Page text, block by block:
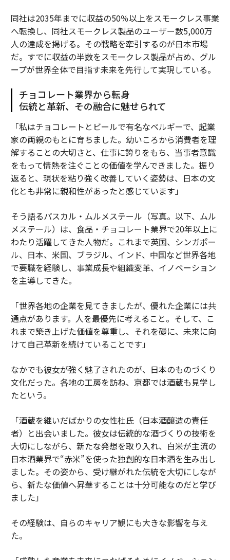
同社は2035年までに収益の50％以上をスモークレス事業
へ転換し、同社スモークレス製品のユーザー数5,000万
人の達成を掲げる。その戦略を牽引するのが日本市場
だ。すでに収益の半数をスモークレス製品が占め、グル
ープが世界全体で目指す未来を先行して実現している。
チョコレート業界から転身
伝統と革新、その融合に魅せられて
「私はチョコレートとビールで有名なベルギーで、起業
家の両親のもとに育ちました。幼いころから消費者を理
解することの大切さと、仕事に誇りをもち、当事者意識
をもって情熱を注ぐことの価値を学んできました。振り
返ると、現状を粘り強く改善していく姿勢は、日本の文
化とも非常に親和性があったと感じています」
そう語るパスカル・ムルメステール（写真。以下、ムル
メステール）は、食品・チョコレート業界で20年以上に
わたり活躍してきた人物だ。これまで英国、シンガポー
ル、日本、米国、ブラジル、インド、中国など世界各地
で要職を経験し、事業成長や組織変革、イノベーション
を主導してきた。
「世界各地の企業を見てきましたが、優れた企業には共
通点があります。人を最優先に考えること。そして、こ
れまで築き上げた価値を尊重し、それを礎に、未来に向
けて自己革新を続けていることです」
なかでも彼女が強く魅了されたのが、日本のものづくり
文化だった。各地の工房を訪ね、京都では酒蔵も見学し
たという。
「酒蔵を継いだばかりの女性杜氏（日本酒醸造の責任
者）と出会いました。彼女は伝統的な酒づくりの技術を
大切にしながら、新たな発想を取り入れ、白米が主流の
日本酒業界で“赤米”を使った独創的な日本酒を生み出し
ました。その姿から、受け継がれた伝統を大切にしなが
ら、新たな価値へ昇華することは十分可能なのだと学び
ました」
その経験は、自らのキャリア観にも大きな影響を与え
た。